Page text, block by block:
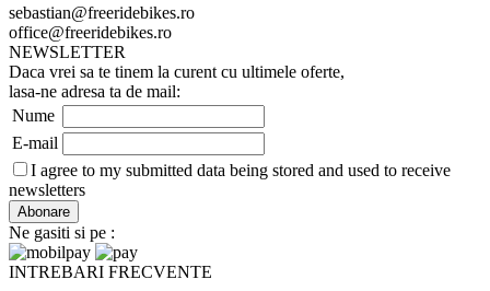
sebastian@freeridebikes.ro
office@freeridebikes.ro
NEWSLETTER
Daca vrei sa te tinem la curent cu ultimele oferte,
lasa-ne adresa ta de mail:
Nume
E-mail
I agree to my submitted data being stored and used to receive
newsletters
Ne gasiti si pe :
INTREBARI FRECVENTE